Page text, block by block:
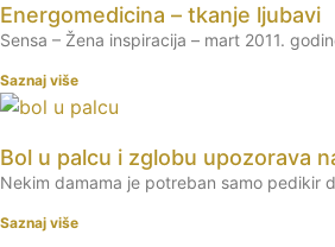
Energomedicina – tkanje ljubavi
Sensa – Žena inspiracija – mart 2011.
Saznaj više
Bol u palcu i zglobu upozorava
Nekim damama je potreban samo pedikir
Saznaj više